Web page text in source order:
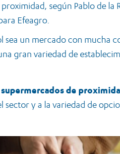
según Pablo de la
Efeagro.
sea un mercado con mucha
gran variedad de
de
y a la variedad de